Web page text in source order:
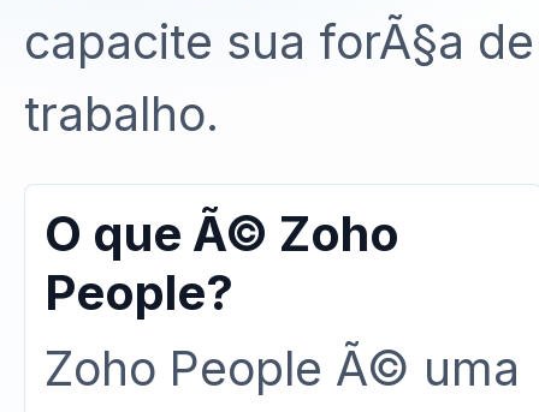
capacite sua forÃ§a de
trabalho.
O que Ã© Zoho
People?
Zoho People Ã© uma